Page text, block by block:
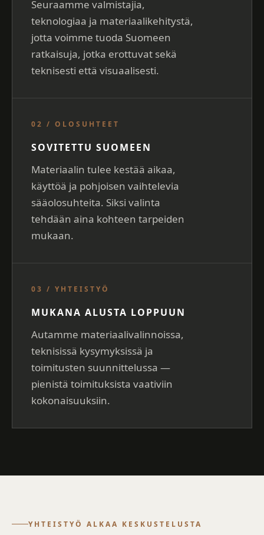
Seuraamme valmistajia,
teknologiaa ja materiaalikehitystä,
jotta voimme tuoda Suomeen
ratkaisuja, jotka erottuvat sekä
teknisesti että visuaalisesti.
02 / OLOSUHTEET
SOVITETTU SUOMEEN
Materiaalin tulee kestää aikaa,
käyttöä ja pohjoisen vaihtelevia
sääolosuhteita. Siksi valinta
tehdään aina kohteen tarpeiden
mukaan.
03 / YHTEISTYÖ
MUKANA ALUSTA LOPPUUN
Autamme materiaalivalinnoissa,
teknisissä kysymyksissä ja
toimitusten suunnittelussa —
pienistä toimituksista vaativiin
kokonaisuuksiin.
YHTEISTYÖ ALKAA KESKUSTELUSTA